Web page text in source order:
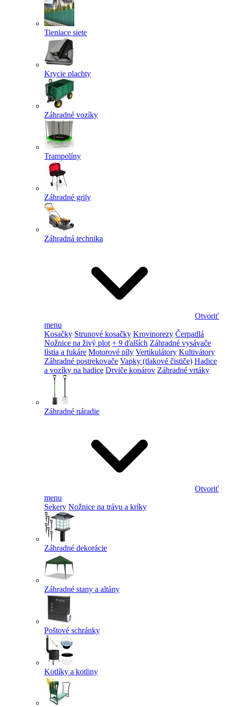
Tieniace siete
Krycie plachty
Záhradné vozíky
Trampolíny
Záhradné grily
Záhradná technika
Otvoriť
menu
Kosačky Strunové kosačky Krovinorezy Čerpadlá
Nožnice na živý plot + 9 ďalších Záhradné vysávače
lístia a fukáre Motorové píly Vertikulátory Kultivátory
Záhradné postrekovače Vapky (tlakové čističe) Hadice
a vozíky na hadice Drviče konárov Záhradné vrtáky
Záhradné náradie
Otvoriť
menu
Sekery Nožnice na trávu a kríky
Záhradné dekorácie
Záhradné stany a altány
Poštové schránky
Kotlíky a kotliny